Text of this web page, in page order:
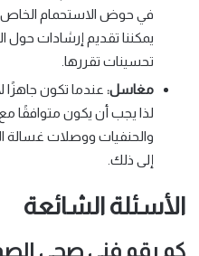
في حوض الاستحمام الخاص
يمكننا تقديم إرشادات حول
تحسينات تقررها.
مغاسل: عندما تكون جاهزًا
لذا يجب أن يكون متوافقًا مع
والحنفيات ووصلات غسالة
إلى ذلك.
الأسئلة الشائعة
كم رقم فني صحي